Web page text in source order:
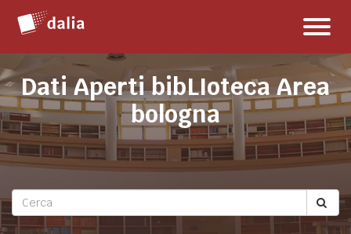
contenuto
Dati Aperti bibLIoteca Area
bologna